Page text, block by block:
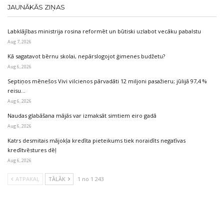
JAUNĀKĀS ZIŅAS
Labklājības ministrija rosina reformēt un būtiski uzlabot vecāku pabalstu
Aug 7, 2026
Kā sagatavot bērnu skolai, nepārslogojot ģimenes budžetu?
Aug 6, 2026
Septiņos mēnešos Vivi vilcienos pārvadāti 12 miljoni pasažieru; jūlijā 97,4 %
reisu…
Aug 6, 2026
Naudas glabāšana mājās var izmaksāt simtiem eiro gadā
Aug 6, 2026
Katrs desmitais mājokļa kredīta pieteikums tiek noraidīts negatīvas
kredītvēstures dēļ
Aug 6, 2026
ATPAKAĻ TĀLĀK 1 no 1 243